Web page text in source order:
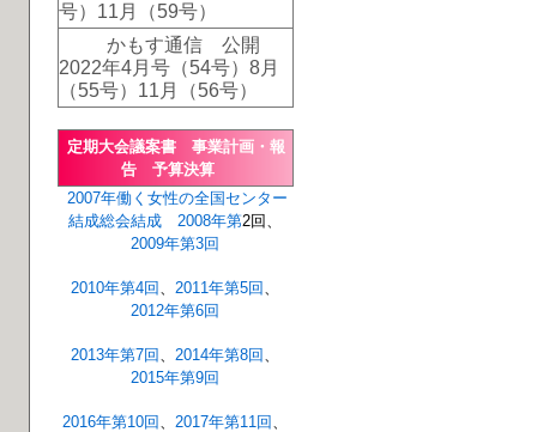
号）11月（59号）
かもす通信 公開
2022年4月号（54号）8月
（55号）11月（56号）
定期大会議案書 事業計画・報
告 予算決算
2007年働く女性の全国センター
結成総会結成 2008年第2回、
2009年第3回
2010年第4回 、 2011年第5回 、
2012年第6回
2013年第7回 、 2014年第8回 、
2015年第9回
2016年第10回 、 2017年第11回 、